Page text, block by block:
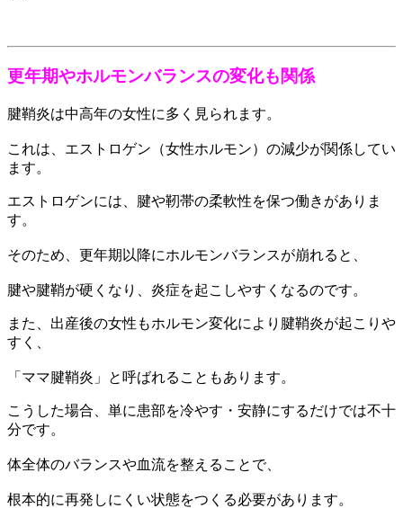
更年期やホルモンバランスの変化も関係
腱鞘炎は中高年の女性に多く見られます。
これは、エストロゲン（女性ホルモン）の減少が関係してい
ます。
エストロゲンには、腱や靭帯の柔軟性を保つ働きがありま
す。
そのため、更年期以降にホルモンバランスが崩れると、
腱や腱鞘が硬くなり、炎症を起こしやすくなるのです。
また、出産後の女性もホルモン変化により腱鞘炎が起こりや
すく、
「ママ腱鞘炎」と呼ばれることもあります。
こうした場合、単に患部を冷やす・安静にするだけでは不十
分です。
体全体のバランスや血流を整えることで、
根本的に再発しにくい状態をつくる必要があります。